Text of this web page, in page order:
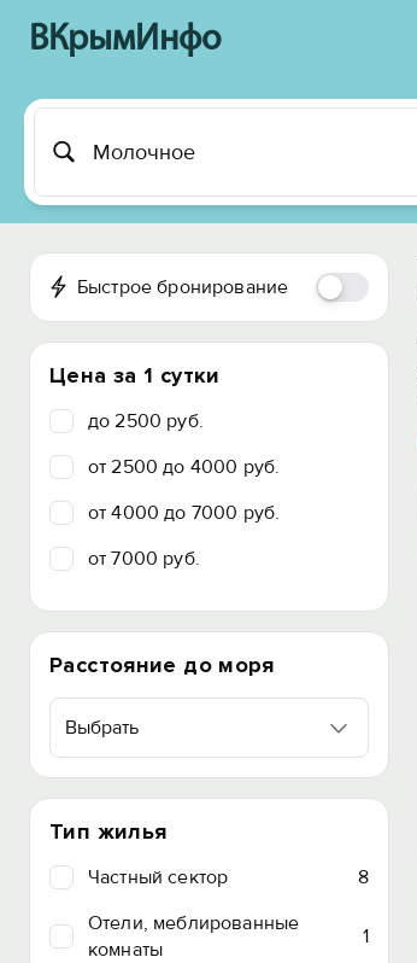
ВКрымИнфо
Быстрое бронирование
Цена за 1 сутки
до 2500 руб.
от 2500 до 4000 руб.
от 4000 до 7000 руб.
от 7000 руб.
Расстояние до моря
Выбрать
Тип жилья
Частный сектор
8
Отели, меблированные
комнаты
1